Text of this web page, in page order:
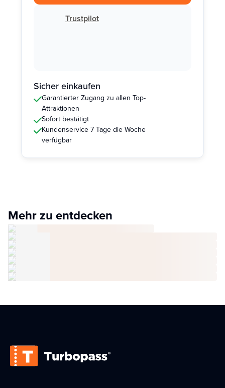
Trustpilot
Sicher einkaufen
Garantierter Zugang zu allen Top-
Attraktionen
Sofort bestätigt
Kundenservice 7 Tage die Woche
verfügbar
Mehr zu entdecken